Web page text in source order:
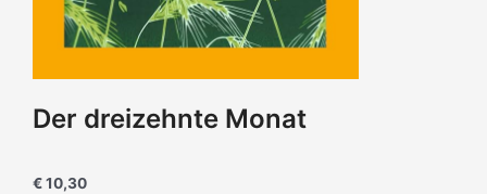
Der dreizehnte Monat
€ 10,30